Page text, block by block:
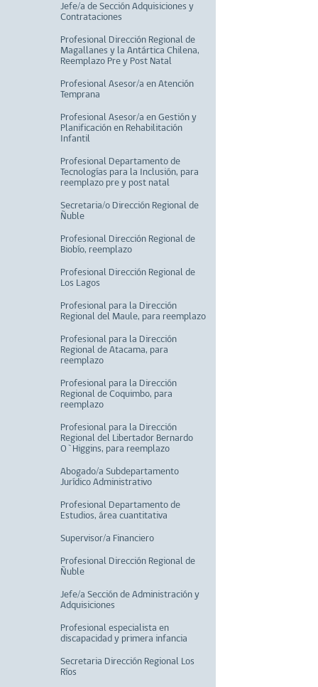
Jefe/a de Sección Adquisiciones y
Contrataciones
Profesional Dirección Regional de
Magallanes y la Antártica Chilena,
Reemplazo Pre y Post Natal
Profesional Asesor/a en Atención
Temprana
Profesional Asesor/a en Gestión y
Planificación en Rehabilitación
Infantil
Profesional Departamento de
Tecnologías para la Inclusión, para
reemplazo pre y post natal
Secretaria/o Dirección Regional de
Ñuble
Profesional Dirección Regional de
Biobío, reemplazo
Profesional Dirección Regional de
Los Lagos
Profesional para la Dirección
Regional del Maule, para reemplazo
Profesional para la Dirección
Regional de Atacama, para
reemplazo
Profesional para la Dirección
Regional de Coquimbo, para
reemplazo
Profesional para la Dirección
Regional del Libertador Bernardo
O`Higgins, para reemplazo
Abogado/a Subdepartamento
Jurídico Administrativo
Profesional Departamento de
Estudios, área cuantitativa
Supervisor/a Financiero
Profesional Dirección Regional de
Ñuble
Jefe/a Sección de Administración y
Adquisiciones
Profesional especialista en
discapacidad y primera infancia
Secretaria Dirección Regional Los
Ríos